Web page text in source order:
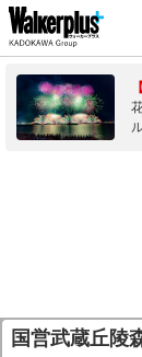
国営武蔵丘陵